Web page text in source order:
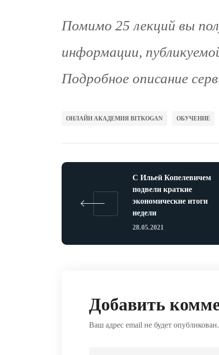
Помимо 25 лекций вы
информации,
Подробное описание
ОНЛАЙН АКАДЕМИЯ BITKOGAN ОБУЧЕНИЕ
С Ильей Копелевичем
подвели краткие
экономические итоги
недели
28.05.2021
Добавить
Ваш адрес email не будет опубликован.